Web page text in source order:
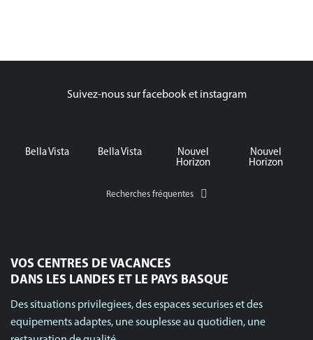
Suivez-nous sur facebook et instagram
Bella Vista Bella Vista
Nouvel
Horizon
Nouvel
Horizon
Recherches fréquentes
VOS CENTRES DE VACANCES
DANS LES LANDES ET LE PAYS BASQUE
Des situations privilegiees, des espaces securises et des
equipements adaptes, une souplesse au quotidien, une